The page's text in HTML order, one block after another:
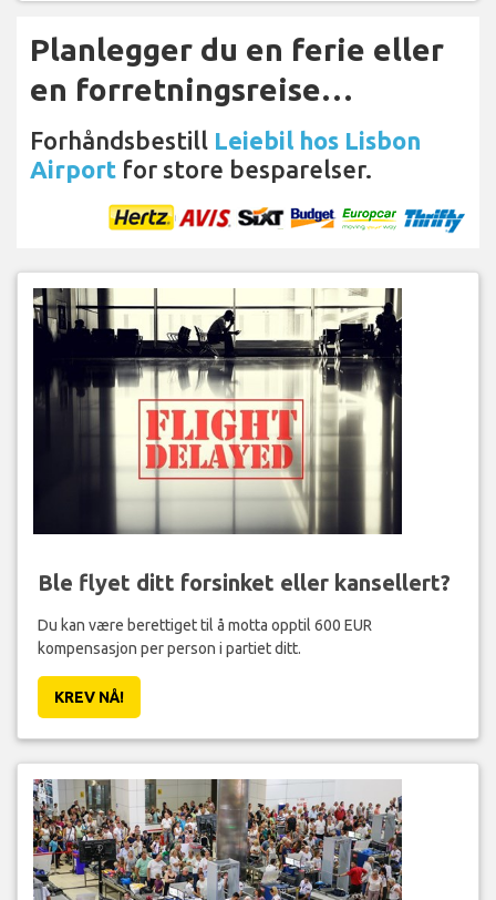
Planlegger du en ferie eller
en forretningsreise…
Forhåndsbestill Leiebil hos Lisbon
Airport for store besparelser.
Ble flyet ditt forsinket eller kansellert?
Du kan være berettiget til å motta opptil 600 EUR
kompensasjon per person i partiet ditt.
KREV NÅ!